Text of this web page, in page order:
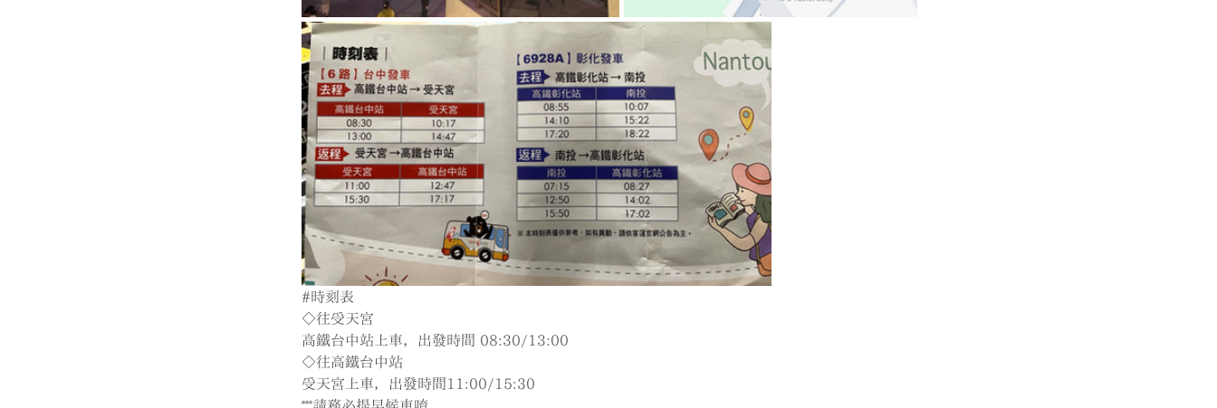
#時刻表
◇往受天宮
高鐵台中站上車，出發時間 08:30/13:00
◇往高鐵台中站
受天宮上車，出發時間11:00/15:30